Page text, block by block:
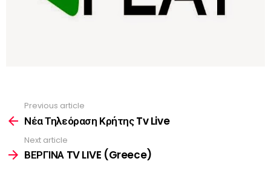
more
Previous article
Νέα Τηλεόραση Κρήτης Tv Live
Next article
ΒΕΡΓΙΝΑ TV LIVE (Greece)